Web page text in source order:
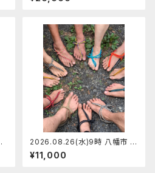
ークショップ 【定員7】ひらちゃん
2026.08.26(水)9時 八幡市 マ
ンサンダルワークショップ【定員
6】ショージ
¥11,000